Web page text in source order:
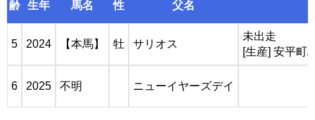
齢 生年 馬名 性 父名
5 2024 【本馬】 牡 サリオス
未出走
[生産] 安平町/
6 2025 不明 ニューイヤーズデイ